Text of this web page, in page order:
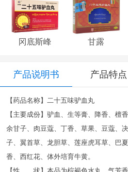
冈底斯峰 甘露
产品说明书 产品特点
【药品名称】二十五味驴血丸
【主要成份】驴血、生等膏、降香、檀
余甘子、肉豆蔻、丁香、草果、豆蔻、
子、翼首草、龙胆草、莲座虎耳草、巴
香、西红花、体外培育牛黄。
【性 状】本品为棕褐色水丸、气芳香